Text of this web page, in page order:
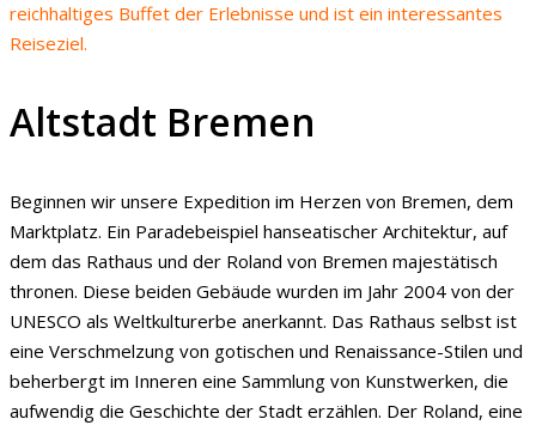
reichhaltiges Buffet der Erlebnisse und ist ein interessantes
Reiseziel.
Altstadt Bremen
Beginnen wir unsere Expedition im Herzen von Bremen, dem
Marktplatz. Ein Paradebeispiel hanseatischer Architektur, auf
dem das Rathaus und der Roland von Bremen majestätisch
thronen. Diese beiden Gebäude wurden im Jahr 2004 von der
UNESCO als Weltkulturerbe anerkannt. Das Rathaus selbst ist
eine Verschmelzung von gotischen und Renaissance-Stilen und
beherbergt im Inneren eine Sammlung von Kunstwerken, die
aufwendig die Geschichte der Stadt erzählen. Der Roland, eine